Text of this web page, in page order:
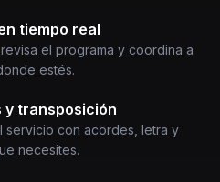
tiempo real
el programa y coordina a
estés.
y transposición
servicio con acordes, letra y
necesites.